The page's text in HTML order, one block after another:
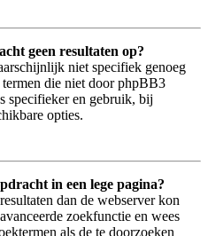
geen resultaten op?
niet specifiek genoeg
die niet door phpBB3
specifieker en gebruik, bij
opties.
in een lege pagina?
dan de webserver kon
zoekfunctie en wees
als de te doorzoeken